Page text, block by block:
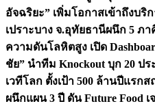
อัจฉริยะ” เพิ่มโอกาสเข้าถึงบ
เปราะบาง จ.อุทัยธานีผนึก 5 ภา
ความดันโลหิตสูง เปิด
ชัย” นำทีม Knockout บุก 20 ป
เวทีโลก ตั้งเป้า 500 ล้านปีแรกส
ผนึกแผน 3 ปี ดัน Future Food